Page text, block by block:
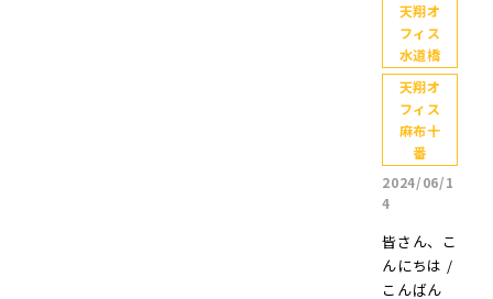
天翔オ
フィス
水道橋
天翔オ
フィス
麻布十
番
2024/06/1
4
皆さん、こ
んにちは /
こんばん